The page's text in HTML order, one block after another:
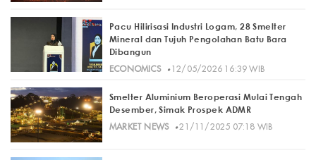
Pacu Hilirisasi Industri Logam, 28 Smelter
Mineral dan Tujuh Pengolahan Batu Bara
Dibangun
ECONOMICS· 12/05/2026 16:39 WIB
Smelter Aluminium Beroperasi Mulai Tengah
Desember, Simak Prospek ADMR
MARKET NEWS· 21/11/2025 07:18 WIB